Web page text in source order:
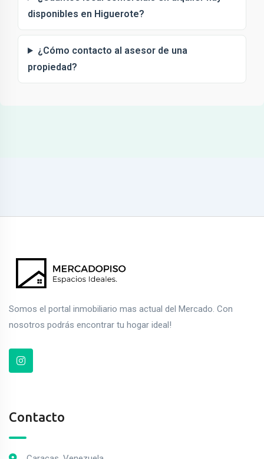
disponibles en Higuerote?
¿Cómo contacto al asesor de una
propiedad?
Somos el portal inmobiliario mas actual del Mercado. Con
nosotros podrás encontrar tu hogar ideal!
Contacto